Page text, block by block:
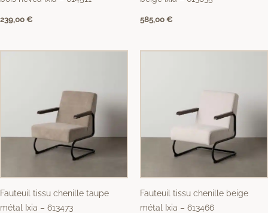
239,00 € 585,00 €
Fauteuil tissu chenille taupe
métal Ixia – 613473
Fauteuil tissu chenille beige
métal Ixia – 613466